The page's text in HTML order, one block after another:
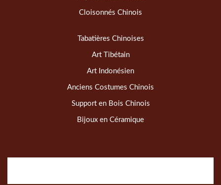
Cloisonnés Chinois
Tabatières Chinoises
Art Tibétain
Art Indonésien
Anciens Costumes Chinois
Support en Bois Chinois
Bijoux en Céramique